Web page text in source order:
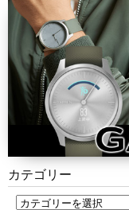
カテゴリー